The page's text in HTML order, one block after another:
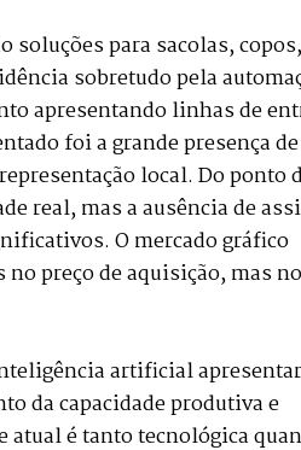
soluções para sacolas, copos,
sobretudo pela
apresentando linhas de
foi a grande presença de
local. Do ponto
real, mas a ausência de
O mercado gráfico
preço de aquisição, mas
artificial
da capacidade produtiva e
atual é tanto tecnológica